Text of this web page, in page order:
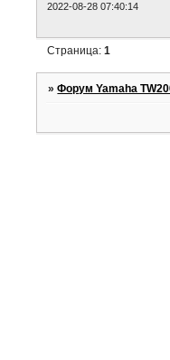
2022-08-28 07:40:14
Страница:1
»Форум Yamaha